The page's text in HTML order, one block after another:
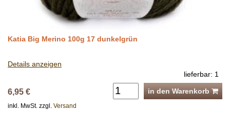
Katia Big Merino 100g 17 dunkelgrün
Details anzeigen
lieferbar: 1
6,95 € in den Warenkorb
inkl. MwSt. zzgl. Versand